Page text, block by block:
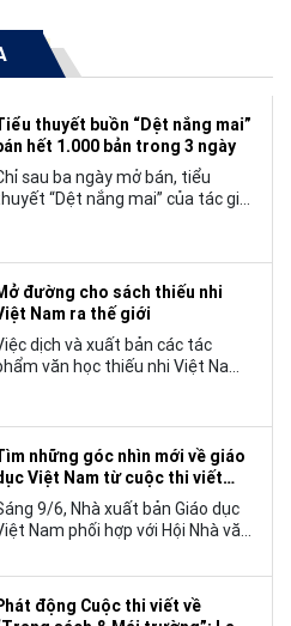
thuyết buồn “Dệt nắng mai”
hết 1.000 bản trong 3 ngày
sau ba ngày mở bán, tiểu
“Dệt nắng mai” của tác giả
trẻ khi cán mốc 1.000 bản
thụ.
đường cho sách thiếu nhi
Nam ra thế giới
dịch và xuất bản các tác
văn học thiếu nhi Việt Nam
mà còn góp phần đưa những
chuyện mang đậm bản sắc
hóa Việt Nam bước ra thế giới.
những góc nhìn mới về giáo
Việt Nam từ cuộc thi viết
sách và Mái trường”
9/6, Nhà xuất bản Giáo dục
Nam phối hợp với Hội Nhà văn
thi viết về “Trang sách và
trường”, hướng tới kỷ niệm 70
thành lập Nhà xuất bản Giáo
động Cuộc thi viết về